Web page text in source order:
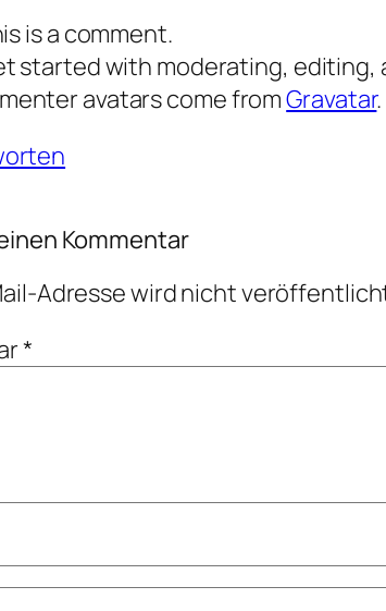
is a comment.
started with moderating, editing,
avatars come fromGravatar.
Kommentar
Adresse wird nicht
*